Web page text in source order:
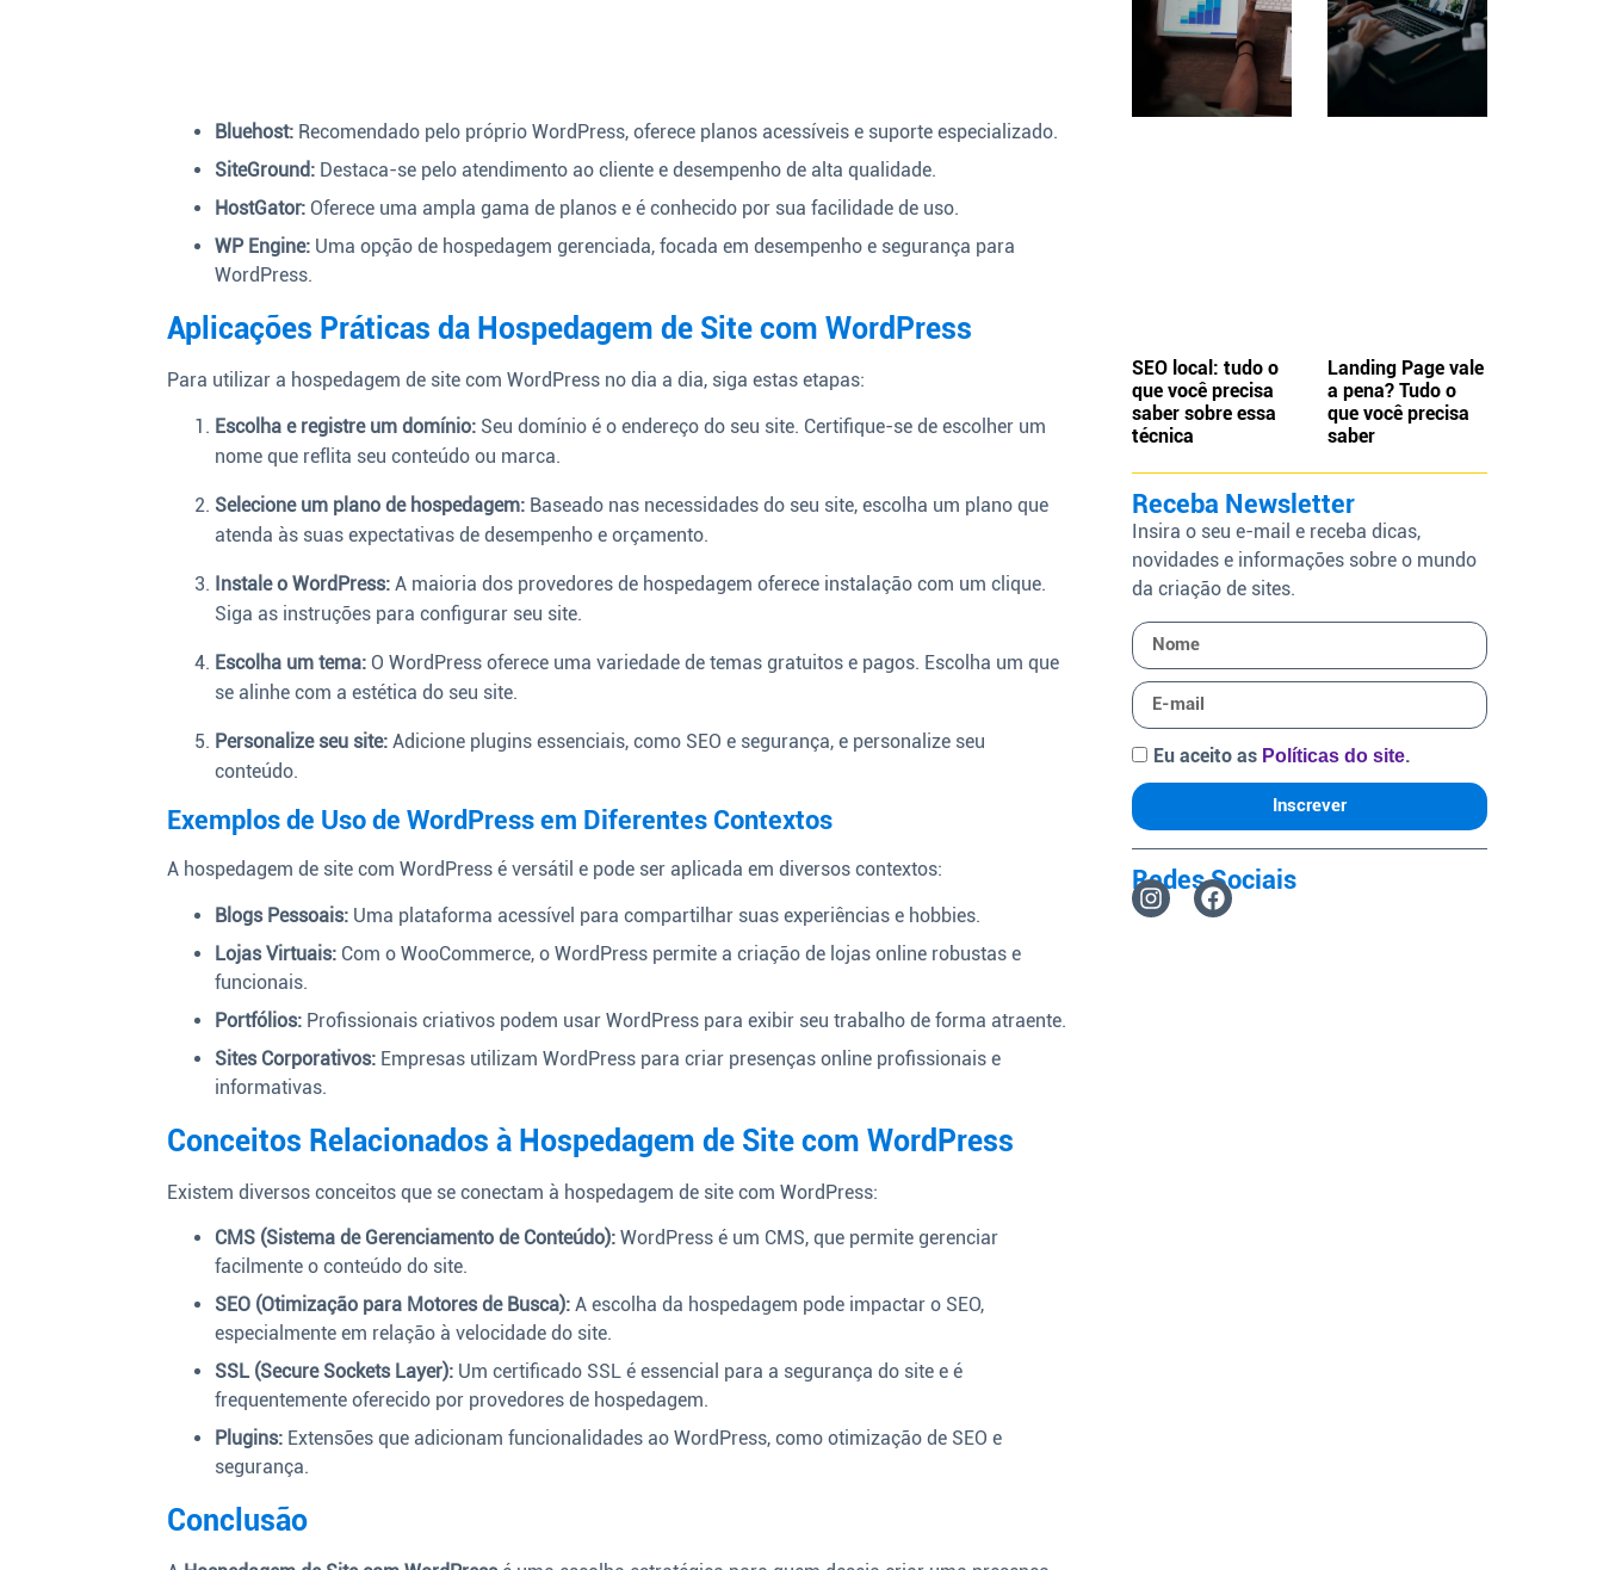
Bluehost: Recomendado pelo próprio WordPress, oferece planos acessíveis e suporte especializado.
SiteGround: Destaca-se pelo atendimento ao cliente e desempenho de alta qualidade.
HostGator: Oferece uma ampla gama de planos e é conhecido por sua facilidade de uso.
WP Engine: Uma opção de hospedagem gerenciada, focada em desempenho e segurança para
WordPress.
Aplicações Práticas da Hospedagem de Site com WordPress
Para utilizar a hospedagem de site com WordPress no dia a dia, siga estas etapas:
Escolha e registre um domínio: Seu domínio é o endereço do seu site. Certifique-se de escolher um
nome que reflita seu conteúdo ou marca.
Selecione um plano de hospedagem: Baseado nas necessidades do seu site, escolha um plano que
atenda às suas expectativas de desempenho e orçamento.
Instale o WordPress: A maioria dos provedores de hospedagem oferece instalação com um clique.
Siga as instruções para configurar seu site.
Escolha um tema: O WordPress oferece uma variedade de temas gratuitos e pagos. Escolha um que
se alinhe com a estética do seu site.
Personalize seu site: Adicione plugins essenciais, como SEO e segurança, e personalize seu
conteúdo.
Exemplos de Uso de WordPress em Diferentes Contextos
A hospedagem de site com WordPress é versátil e pode ser aplicada em diversos contextos:
Blogs Pessoais: Uma plataforma acessível para compartilhar suas experiências e hobbies.
Lojas Virtuais: Com o WooCommerce, o WordPress permite a criação de lojas online robustas e
funcionais.
Portfólios: Profissionais criativos podem usar WordPress para exibir seu trabalho de forma atraente.
Sites Corporativos: Empresas utilizam WordPress para criar presenças online profissionais e
informativas.
Conceitos Relacionados à Hospedagem de Site com WordPress
Existem diversos conceitos que se conectam à hospedagem de site com WordPress:
CMS (Sistema de Gerenciamento de Conteúdo): WordPress é um CMS, que permite gerenciar
facilmente o conteúdo do site.
SEO (Otimização para Motores de Busca): A escolha da hospedagem pode impactar o SEO,
especialmente em relação à velocidade do site.
SSL (Secure Sockets Layer): Um certificado SSL é essencial para a segurança do site e é
frequentemente oferecido por provedores de hospedagem.
Plugins: Extensões que adicionam funcionalidades ao WordPress, como otimização de SEO e
segurança.
Conclusão
SEO local: tudo o
que você precisa
saber sobre essa
técnica
Landing Page vale
a pena? Tudo o
que você precisa
saber
Receba Newsletter
Insira o seu e-mail e receba dicas,
novidades e informações sobre o mundo
da criação de sites.
Eu aceito as Políticas do site.
Inscrever
Redes Sociais